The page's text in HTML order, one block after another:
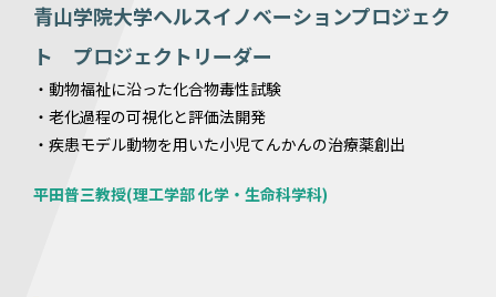
青山学院大学ヘルスイノベーションプロジェク
ト プロジェクトリーダー
・動物福祉に沿った化合物毒性試験
・老化過程の可視化と評価法開発
・疾患モデル動物を用いた小児てんかんの治療薬創出
平田普三教授(理工学部 化学・生命科学科)